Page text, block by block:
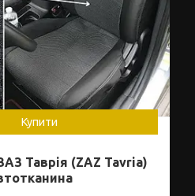
Купити
Таврія (ZAZ Tavria)